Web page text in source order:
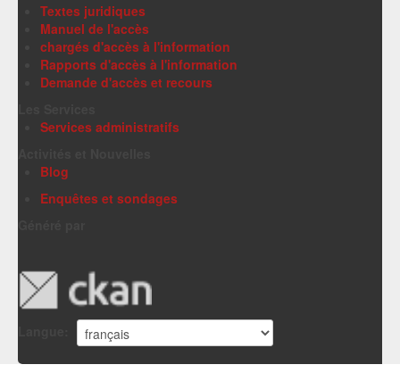
Textes juridiques
Manuel de l'accès
chargés d'accès à l'information
Rapports d'accès à l'information
Demande d'accès et recours
Services administratifs
Blog
Enquêtes et sondages